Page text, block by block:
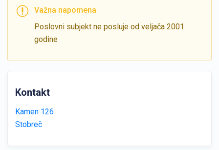
Važna napomena
Poslovni subjekt ne posluje od veljača 2001.
godine
Kontakt
Kamen 126
Stobreč